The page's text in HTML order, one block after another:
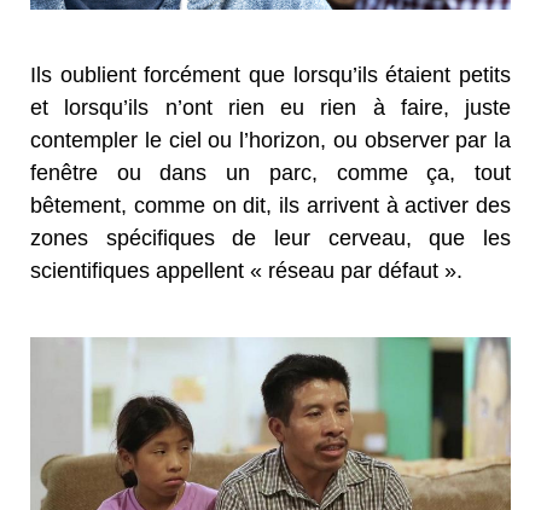
Ils oublient forcément que lorsqu’ils étaient petits
et lorsqu’ils n’ont rien eu rien à faire, juste
contempler le ciel ou l’horizon, ou observer par la
fenêtre ou dans un parc, comme ça, tout
bêtement, comme on dit, ils arrivent à activer des
zones spécifiques de leur cerveau, que les
scientifiques appellent « réseau par défaut ».